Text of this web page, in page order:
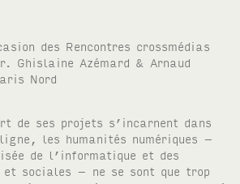
des Rencontres crossmédias
Ghislaine Azémard & Arnaud
Nord
de ses projets s’incarnent dans
les humanités numériques –
de l’informatique et des
et sociales – ne se sont que trop